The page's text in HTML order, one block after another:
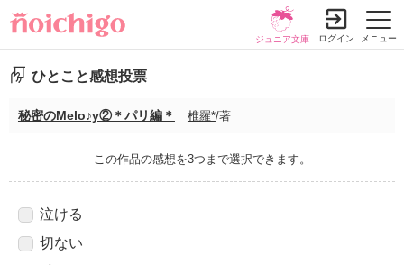
メニュー
ジュニア文庫 ログイン
ひとこと感想投票
秘密のMelo♪y②＊パリ編＊ 椎羅*/著
この作品の感想を3つまで選択できます。
泣ける
切ない